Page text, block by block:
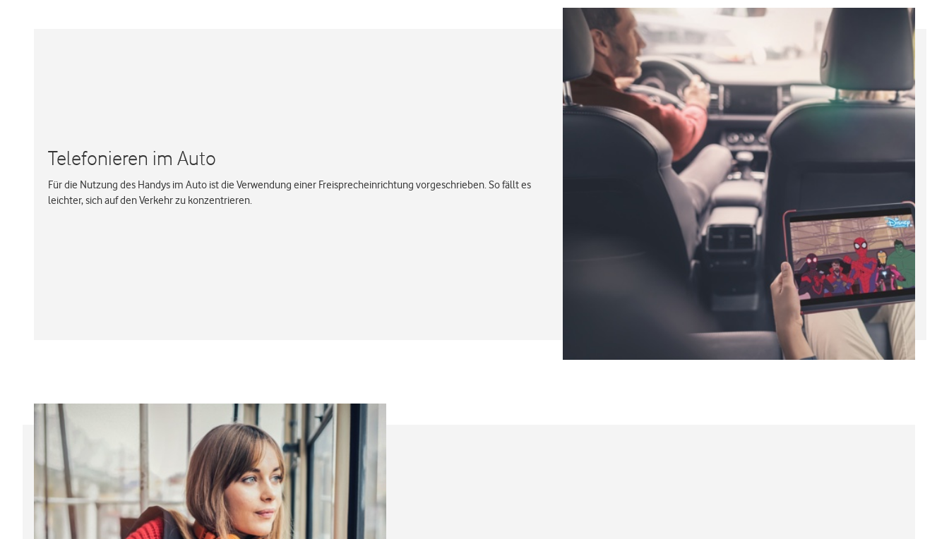
Telefonieren im Auto
Für die Nutzung des Handys im Auto ist die Verwendung einer Freisprecheinrichtung vorgeschrieben. So fällt es
leichter, sich auf den Verkehr zu konzentrieren.